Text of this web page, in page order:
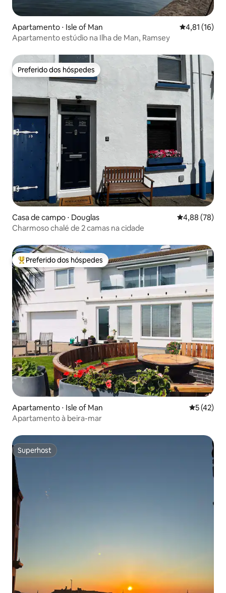
Apartamento ⋅ Isle of Man 4,81 de uma
4,81 (16)
Apartamento estúdio na Ilha de Man, Ramsey
Preferido dos hóspedes
Preferido dos hóspedes
Casa de campo ⋅ Douglas 4,88 de uma
4,88 (78)
Charmoso chalé de 2 camas na cidade
Entre os melhores preferidos dos hóspedes
Preferido dos hóspedes
Apartamento ⋅ Isle of Man 5 de uma
5 (42)
Apartamento à beira-mar
Superhost
Superhost